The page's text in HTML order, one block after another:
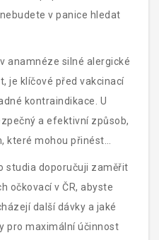
v panice hledat
anamnéze silné alergické
je klíčové před vakcinací
kontraindikace. U
a efektivní způsob,
které mohou přinést
zardenek.
studia doporučuji zaměřit
očkovací v ČR, abyste
další dávky a jaké
pro maximální účinnost